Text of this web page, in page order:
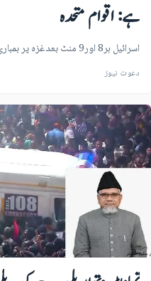
ہے: اقوام متحدہ
اسرائیل ہر8 اور9 منٹ بعدغزہ پر بمباری کر رہا ہے: اقوام متحدہ
دعوت نیوز